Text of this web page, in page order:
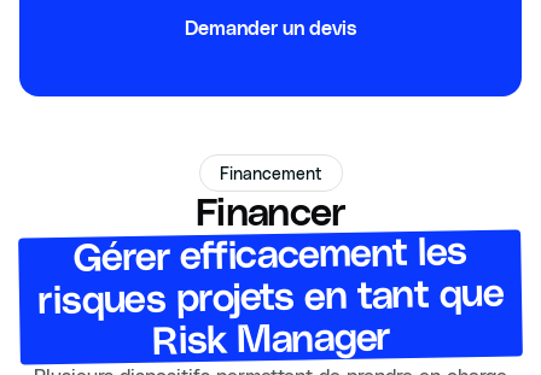
Demander un devis
Financement
Financer
Gérer efficacement les
risques projets en tant que
Risk Manager